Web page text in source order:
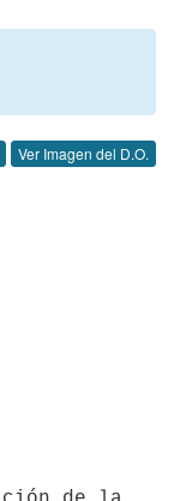
Ver Imagen del D.O.